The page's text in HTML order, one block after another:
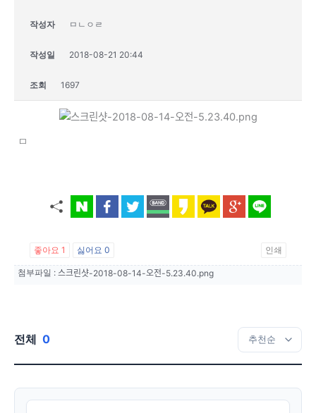
작성자 ㅁㄴㅇㄹ
작성일 2018-08-21 20:44
조회 1697
ㅁ
좋아요 1 싫어요 0 인쇄
첨부파일 : 스크린샷-2018-08-14-오전-5.23.40.png
전체 0